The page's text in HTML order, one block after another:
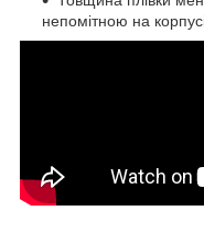
непомітною на